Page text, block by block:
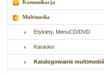
Komunikacja
Multimedia
Etykiety, MenuCD/DVD
Karaoke
Katalogowanie